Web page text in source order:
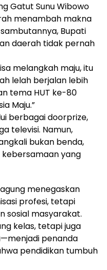
Gatut Sunu Wibowo
menambah makna
Bupati
daerah tidak pernah
melangkah maju, itu
lelah berjalan lebih
tema HUT ke-80
Maju.”
berbagai doorprize,
televisi. Namun,
bukan benda,
yang
menegaskan
profesi, tetapi
sosial masyarakat.
kelas, tetapi juga
penanda
pendidikan tumbuh